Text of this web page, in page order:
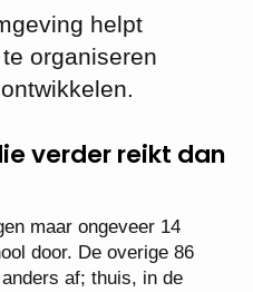
helpt
organiseren
verder reikt dan
maar ongeveer 14
door. De overige 86
af; thuis, in de